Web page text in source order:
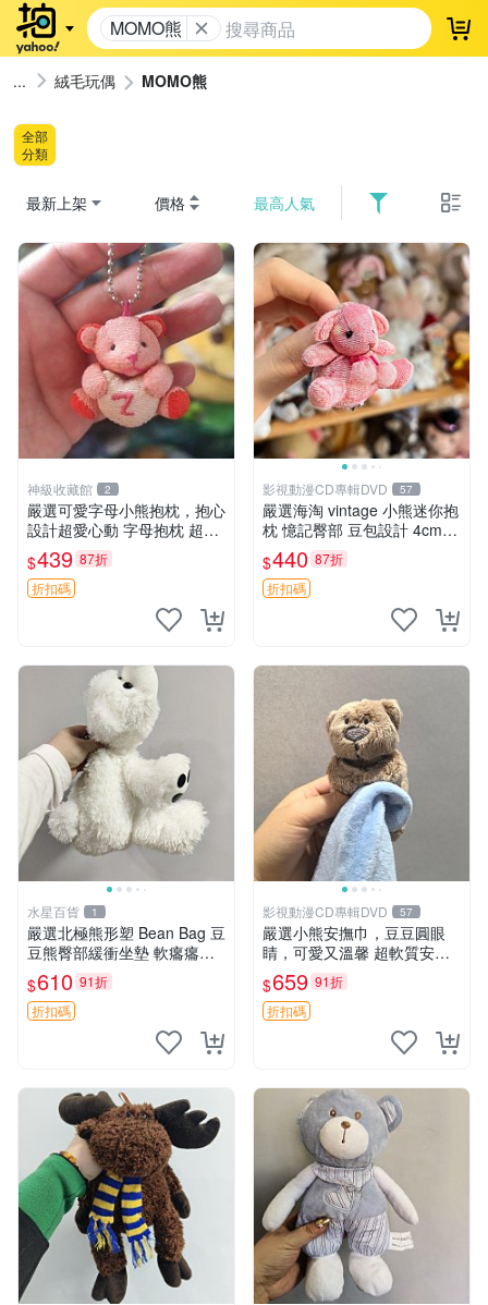
MOMO熊 登
絨毛玩偶 MOMO熊
全部
分類
最新上架 價格 最高人氣
神級收藏館 2
嚴選可愛字母小熊抱枕，抱心
設計超愛心動 字母抱枕 超大
尺寸 掛飾 小熊造型 推薦收藏
抱枕掛飾 字母抱枕 小熊抱枕
$439 87折
折扣碼
影視動漫CD專輯DVD 57
嚴選海淘 vintage 小熊迷你抱
枕 憶記臀部 豆包設計 4cm
高 推薦收藏 迷你豆包小熊、
高臀部、豆袋抱枕
$440 87折
折扣碼
水星百貨 1
嚴選北極熊形塑 Bean Bag 豆
豆熊臀部緩衝坐墊 軟癟癟舒
壓設計 保暖又實用 適合久坐
放松 推薦居家使用 RUSS系
列 豆豆熊屁屁坐墊 3D顆粒結
$610 91折
折扣碼
影視動漫CD專輯DVD 57
嚴選小熊安撫巾，豆豆圓眼
睛，可愛又溫馨 超軟質安撫
巾，豆豆設計，哄睡好幫手
約克豆豆眼安撫巾 數碼豆豆
眼
$659 91折
折扣碼